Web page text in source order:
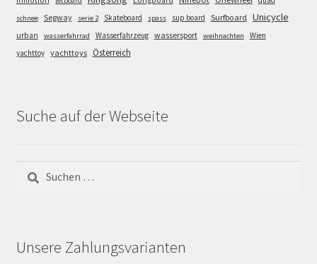
schnee Segway serie 2 Skateboard spass sup board Surfboard Unicycle
urban wasserfahrrad Wasserfahrzeug wassersport weihnachten
Wien
yachttoy yachttoys Österreich
Suche auf der Webseite
Suchen
nach:
Unsere Zahlungsvarianten